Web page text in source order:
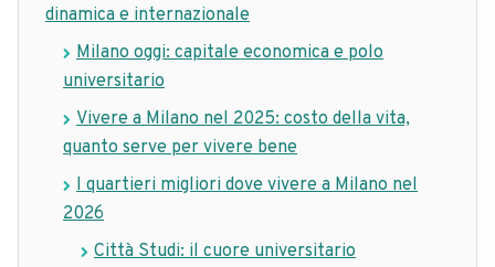
dinamica e internazionale
Milano oggi: capitale economica e polo
universitario
Vivere a Milano nel 2025: costo della vita,
quanto serve per vivere bene
I quartieri migliori dove vivere a Milano nel
2026
Città Studi: il cuore universitario